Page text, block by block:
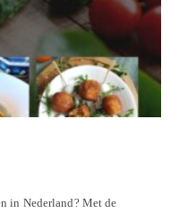
in Nederland? Met de